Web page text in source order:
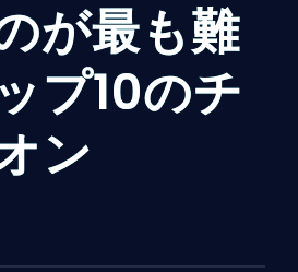
が最も難
プ10のチ
ン